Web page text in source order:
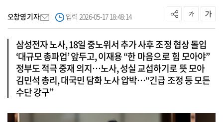
오창영 기자 입력 2026-05-17 18:48:14
삼성전자 노사, 18일 중노위서 추가 사후 조정 협상 돌입
‘대규모 총파업’ 앞두고, 이재용 “한 마음으로 힘 모아야”
정부도 적극 중재 의지…노사, 성실 교섭하기로 뜻 모아
김민석 총리, 대국민 담화 노사 압박…“긴급 조정 등 모든
수단 강구”